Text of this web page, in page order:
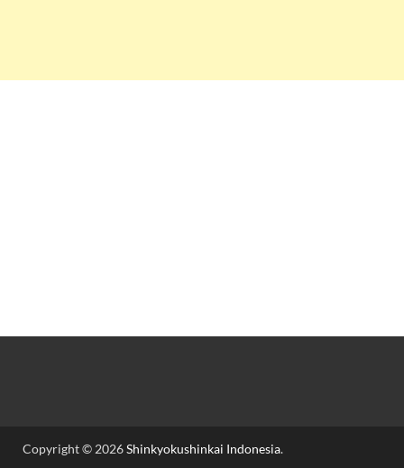
Copyright © 2026Shinkyokushinkai Indonesia.